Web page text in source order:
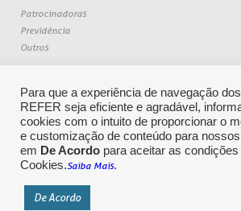
Patrocinadoras
Previdência
Outros
Para que a experiência de navegação
REFER seja eficiente e agradável,
cookies com o intuito de proporcionar o
e customização de conteúdo para
em De Acordo para aceitar as
Cookies.Saiba Mais.
De Acordo